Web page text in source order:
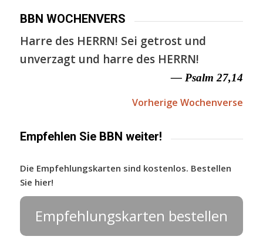
BBN WOCHENVERS
Harre des HERRN! Sei getrost und
unverzagt und harre des HERRN!
— Psalm 27,14
Vorherige Wochenverse
Empfehlen Sie BBN weiter!
Die Empfehlungskarten sind kostenlos. Bestellen
Sie hier!
Empfehlungskarten bestellen